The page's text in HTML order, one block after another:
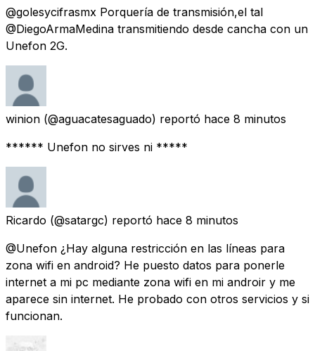
@golesycifrasmx Porquería de transmisión,el tal
@DiegoArmaMedina transmitiendo desde cancha con un
Unefon 2G.
winion (@aguacatesaguado) reportó hace 8 minutos
****** Unefon no sirves ni *****
Ricardo (@satargc) reportó hace 8 minutos
@Unefon ¿Hay alguna restricción en las líneas para
zona wifi en android? He puesto datos para ponerle
internet a mi pc mediante zona wifi en mi androir y me
aparece sin internet. He probado con otros servicios y si
funcionan.